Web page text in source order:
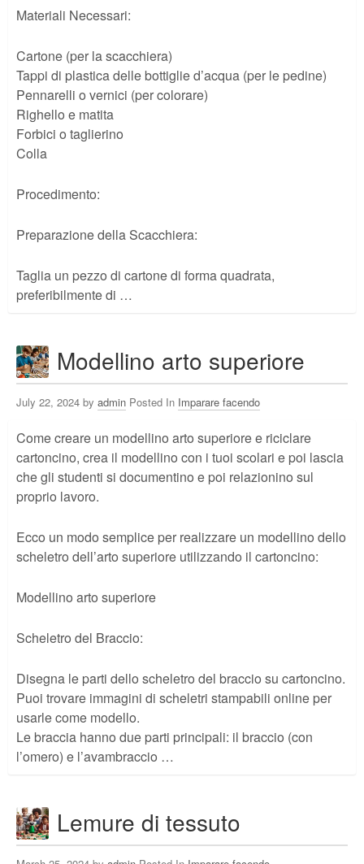
Materiali Necessari:
Cartone (per la scacchiera)
Tappi di plastica delle bottiglie d’acqua (per le pedine)
Pennarelli o vernici (per colorare)
Righello e matita
Forbici o taglierino
Colla
Procedimento:
Preparazione della Scacchiera:
Taglia un pezzo di cartone di forma quadrata,
preferibilmente di …
Modellino arto superiore
July 22, 2024 by admin Posted In Imparare facendo
Come creare un modellino arto superiore e riciclare
cartoncino, crea il modellino con i tuoi scolari e poi lascia
che gli studenti si documentino e poi relazionino sul
proprio lavoro.
Ecco un modo semplice per realizzare un modellino dello
scheletro dell’arto superiore utilizzando il cartoncino:
Modellino arto superiore
Scheletro del Braccio:
Disegna le parti dello scheletro del braccio su cartoncino.
Puoi trovare immagini di scheletri stampabili online per
usarle come modello.
Le braccia hanno due parti principali: il braccio (con
l’omero) e l’avambraccio …
Lemure di tessuto